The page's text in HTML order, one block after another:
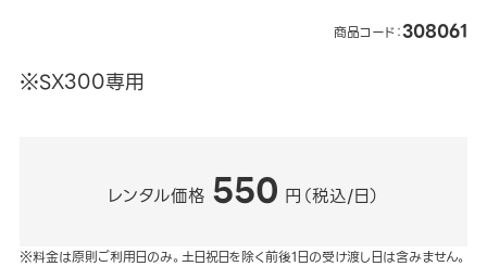
商品コード：308061
※SX300専用
レンタル価格 550 円（税込/日）
※料金は原則ご利用日のみ。土日祝日を除く前後1日の受け渡し日は含みません。